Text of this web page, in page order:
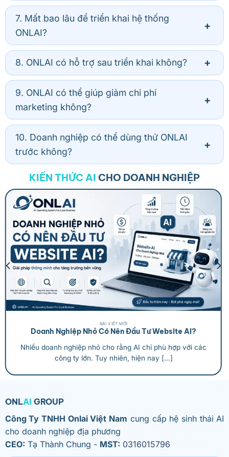
7. Mất bao lâu để triển khai hệ thống
ONLAI?
8. ONLAI có hỗ trợ sau triển khai không?
9. ONLAI có thể giúp giảm chi phí
marketing không?
10. Doanh nghiệp có thể dùng thử ONLAI
trước không?
KIẾN THỨC AI CHO DOANH NGHIỆP
BÀI VIẾT MỚI
Doanh Nghiệp Nhỏ Có Nên Đầu Tư Website AI?
Nhiều doanh nghiệp nhỏ cho rằng AI chỉ phù hợp với các
công ty lớn. Tuy nhiên, hiện nay [...]
ONLAI GROUP
Công Ty TNHH Onlai Việt Nam cung cấp hệ sinh thái AI
cho doanh nghiệp địa phương
CEO: Tạ Thành Chung - MST: 0316015796